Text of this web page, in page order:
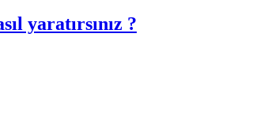
yaratırsınız ?